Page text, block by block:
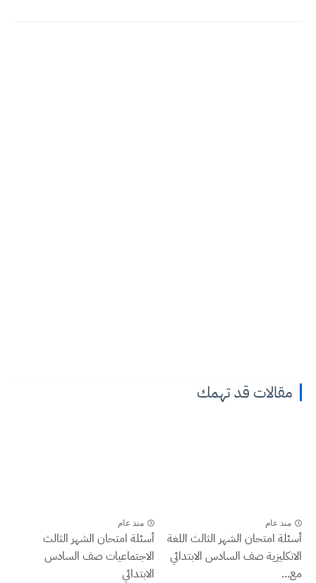
مقالات قد تهمك
منذ عام
أسئلة امتحان الشهر الثالث اللغة
الانكليزية صف السادس الابتدائي
مع...
منذ عام
أسئلة امتحان الشهر الثالث
الاجتماعيات صف السادس
الابتدائي